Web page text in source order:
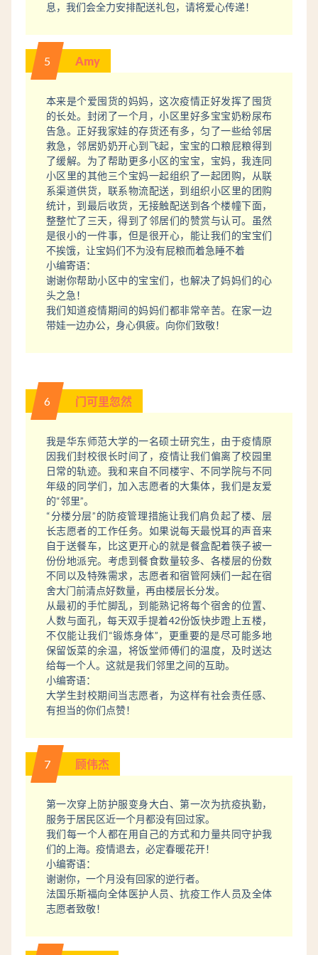
息，我们会全力安排配送礼包，请将爱心传递！
5 Amy
本来是个爱囤货的妈妈，这次疫情正好发挥了囤货
的长处。封闭了一个月，小区里好多宝宝奶粉尿布
告急。正好我家娃的存货还有多，匀了一些给邻居
救急，邻居奶奶开心到飞起，宝宝的口粮屁粮得到
了缓解。为了帮助更多小区的宝宝，宝妈，我连同
小区里的其他三个宝妈一起组织了一起团购，从联
系渠道供货，联系物流配送，到组织小区里的团购
统计，到最后收货，无接触配送到各个楼幢下面，
整整忙了三天，得到了邻居们的赞赏与认可。虽然
是很小的一件事，但是很开心，能让我们的宝宝们
不挨饿，让宝妈们不为没有屁粮而着急睡不着
小编寄语：
谢谢你帮助小区中的宝宝们，也解决了妈妈们的心
头之急！
我们知道疫情期间的妈妈们都非常辛苦。在家一边
带娃一边办公，身心俱疲。向你们致敬！
6 门可里忽然
我是华东师范大学的一名硕士研究生，由于疫情原
因我们封校很长时间了，疫情让我们偏离了校园里
日常的轨迹。我和来自不同楼宇、不同学院与不同
年级的同学们，加入志愿者的大集体，我们是友爱
的“邻里”。
“分楼分层”的防疫管理措施让我们肩负起了楼、层
长志愿者的工作任务。如果说每天最悦耳的声音来
自于送餐车，比这更开心的就是餐盒配着筷子被一
份份地派完。考虑到餐食数量较多、各楼层的份数
不同以及特殊需求，志愿者和宿管阿姨们一起在宿
舍大门前清点好数量，再由楼层长分发。
从最初的手忙脚乱，到能熟记将每个宿舍的位置、
人数与面孔，每天双手提着42份饭快步蹬上五楼，
不仅能让我们“锻炼身体”，更重要的是尽可能多地
保留饭菜的余温，将饭堂师傅们的温度，及时送达
给每一个人。这就是我们邻里之间的互助。
小编寄语：
大学生封校期间当志愿者，为这样有社会责任感、
有担当的你们点赞！
7 顾伟杰
第一次穿上防护服变身大白、第一次为抗疫执勤，
服务于居民区近一个月都没有回过家。
我们每一个人都在用自己的方式和力量共同守护我
们的上海。疫情退去，必定春暖花开！
小编寄语：
谢谢你，一个月没有回家的逆行者。
法国乐斯福向全体医护人员、抗疫工作人员及全体
志愿者致敬！